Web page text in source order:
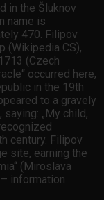
in the Šluknov
name is
470. Filipov
(Wikipedia CS),
(Czech
occurred here,
in the 19th
to a gravely
„My child,
century. Filipov
site, earning the
(Miroslava
information